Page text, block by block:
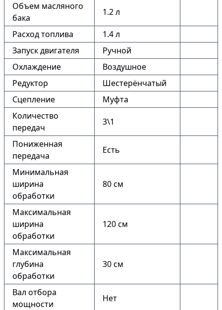
Объем масляного
бака
1.2 л
Расход топлива
1.4 л
Запуск двигателя
Ручной
Охлаждение
Воздушное
Редуктор
Шестерёнчатый
Сцепление
Муфта
Количество
передач
3\1
Пониженная
передача
Есть
Минимальная
ширина
обработки
80 см
Максимальная
ширина
обработки
120 см
Максимальная
глубина
обработки
30 см
Вал отбора
мощности
Нет